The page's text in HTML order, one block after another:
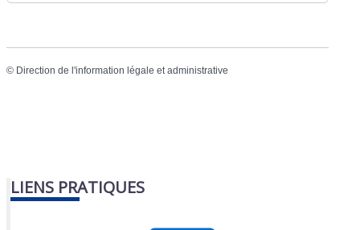
© Direction de l'information légale et administrative
LIENS PRATIQUES